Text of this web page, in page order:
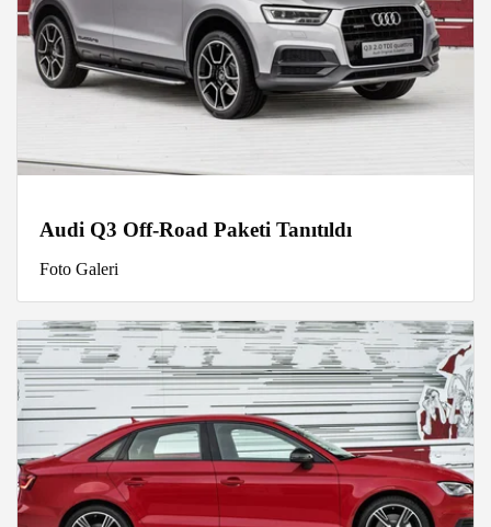
Audi Q3 Off-Road Paketi Tanıtıldı
Foto Galeri